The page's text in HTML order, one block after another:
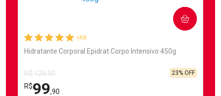
(43)
Hidratante Corporal Epidrat Corpo Intensivo 450g
R$ 129,90
R$99,90
23% OFF
COMPRAR